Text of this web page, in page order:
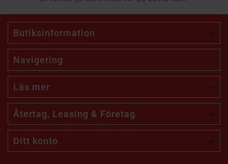
Butiksinformation 
Navigering
Läs mer 
Återtag, Leasing & Företag 
Ditt konto 